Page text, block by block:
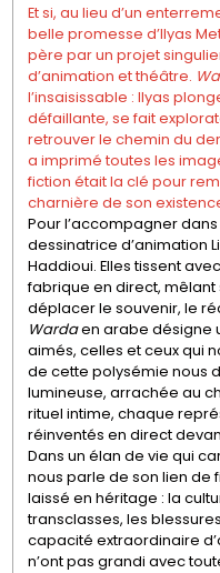
Et si, au lieu d’un
belle promesse d’Ilyas
père par un projet
d’animation et théâtre.
l’insaisissable : Ilyas
défaillante, se fait
retrouver le chemin du
a imprimé toutes les
fiction était la clé pour
charnière de son
Pour l’accompagner
dessinatrice d’animation
Haddioui. Elles tissent
fabrique en direct, mêlant
déplacer le souvenir, le
Wardaen arabe désigne
aimés, celles et ceux qui
de cette polysémie nous
lumineuse, arrachée au
rituel intime, chaque
réinventés en direct
Dans un élan de vie qui
nous parle de son lien de
laissé en héritage : la
transclasses, les
capacité extraordinaire
n’ont pas grandi avec